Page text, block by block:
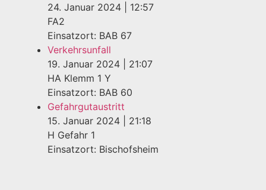
24. Januar 2024
12:57
FA2
Einsatzort: BAB 67
Verkehrsunfall
19. Januar 2024
21:07
HA Klemm 1 Y
Einsatzort: BAB 60
Gefahrgutaustritt
15. Januar 2024
21:18
H Gefahr 1
Einsatzort: Bischofsheim